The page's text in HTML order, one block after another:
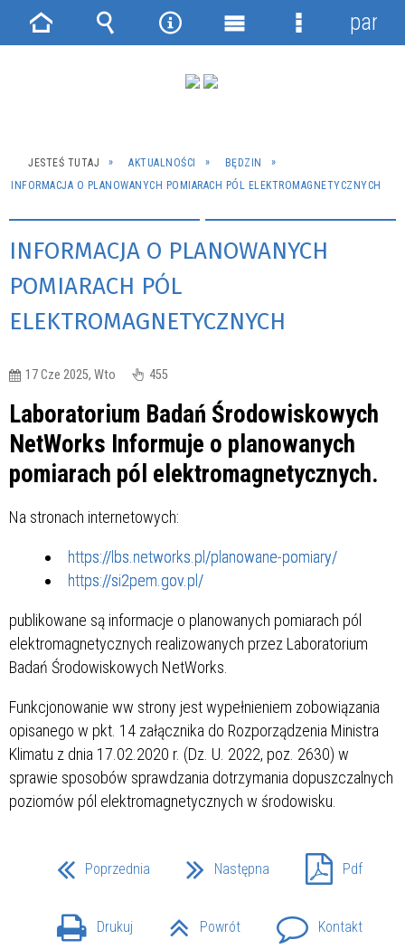
JESTEŚ TUTAJ AKTUALNOŚCI
BĘDZIN
INFORMACJA O PLANOWANYCH POMIARACH PÓL ELEKTROMAGNETYCZNYCH
INFORMACJA O PLANOWANYCH
POMIARACH PÓL
ELEKTROMAGNETYCZNYCH
17 Cze 2025, Wto 455
Laboratorium Badań Środowiskowych
NetWorks Informuje o planowanych
pomiarach pól elektromagnetycznych.
Na stronach internetowych:
https://lbs.networks.pl/planowane-pomiary/
https://si2pem.gov.pl/
publikowane są informacje o planowanych pomiarach pól
elektromagnetycznych realizowanych przez Laboratorium
Badań Środowiskowych NetWorks.
Funkcjonowanie ww strony jest wypełnieniem zobowiązania
opisanego w pkt. 14 załącznika do Rozporządzenia Ministra
Klimatu z dnia 17.02.2020 r. (Dz. U. 2022, poz. 2630) w
sprawie sposobów sprawdzania dotrzymania dopuszczalnych
poziomów pól elektromagnetycznych w środowisku.
Poprzednia Następna Pdf
Drukuj Powrót Kontakt
Strona Wyszukiwarka
NarzędziaMenu
Menu
panel